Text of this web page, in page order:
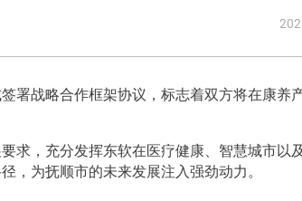
署战略合作框架协议，标志着双方将在康
求，充分发挥东软在医疗健康、智慧城市
，为抚顺市的未来发展注入强劲动力。